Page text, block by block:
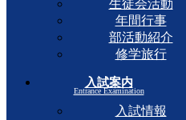
生徒会活動
年間行事
部活動紹介
修学旅行
入試案内
Entrance Examination
入試情報